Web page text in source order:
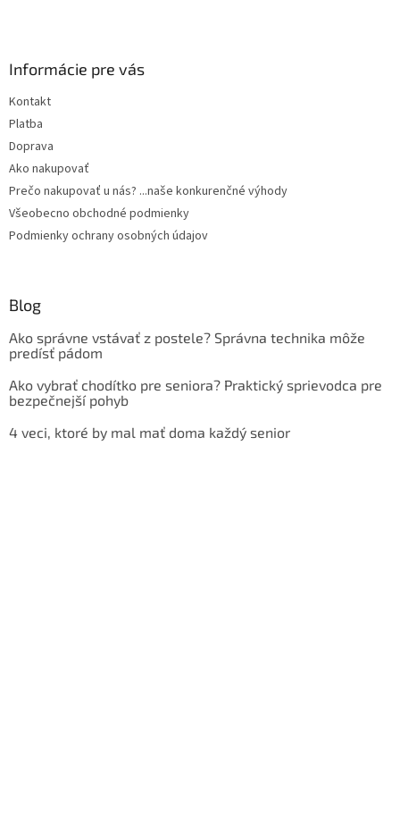
Informácie pre vás
Kontakt
Platba
Doprava
Ako nakupovať
Prečo nakupovať u nás? ...naše konkurenčné výhody
Všeobecno obchodné podmienky
Podmienky ochrany osobných údajov
Blog
Ako správne vstávať z postele? Správna technika môže
predísť pádom
Ako vybrať chodítko pre seniora? Praktický sprievodca pre
bezpečnejší pohyb
4 veci, ktoré by mal mať doma každý senior